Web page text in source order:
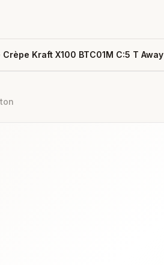
Crèpe Kraft X100 BTC01M C:5 T Away